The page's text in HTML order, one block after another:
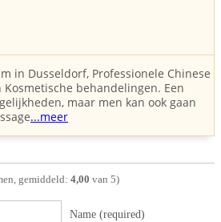
in Dusseldorf, Professionele Chinese
behandelingen. Een
maar men kan ook gaan
...meer
gemiddeld: 4,00 van 5)
Name (required)